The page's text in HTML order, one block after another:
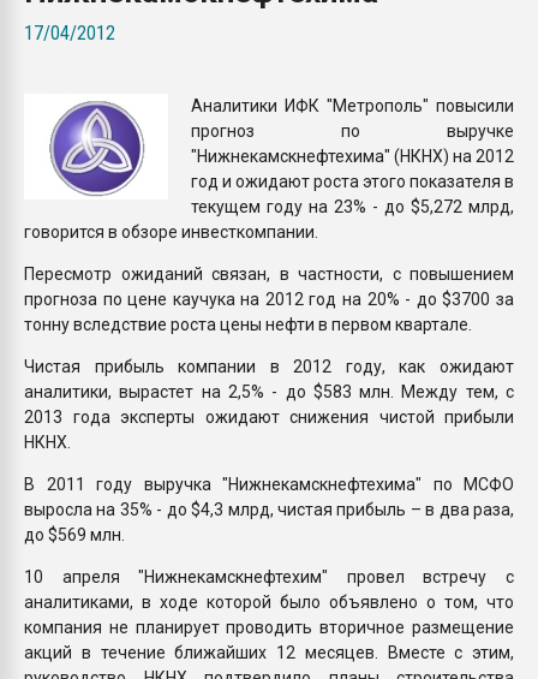
ПЕРЕЙТИ НА
17/04/2012
Аналитики ИФК "Метрополь" повысили
прогноз по выручке
"Нижнекамскнефтехима" (НКНХ) на 2012
год и ожидают роста этого показателя в
текущем году на 23% - до $5,272 млрд,
говорится в обзоре инвесткомпании.
Пересмотр ожиданий связан, в частности, с повышением
прогноза по цене каучука на 2012 год на 20% - до $3700 за
тонну вследствие роста цены нефти в первом квартале.
Чистая прибыль компании в 2012 году, как ожидают
аналитики, вырастет на 2,5% - до $583 млн. Между тем, с
2013 года эксперты ожидают снижения чистой прибыли
НКНХ.
В 2011 году выручка "Нижнекамскнефтехима" по МСФО
выросла на 35% - до $4,3 млрд, чистая прибыль – в два раза,
до $569 млн.
10 апреля "Нижнекамскнефтехим" провел встречу с
аналитиками, в ходе которой было объявлено о том, что
компания не планирует проводить вторичное размещение
акций в течение ближайших 12 месяцев. Вместе с этим,